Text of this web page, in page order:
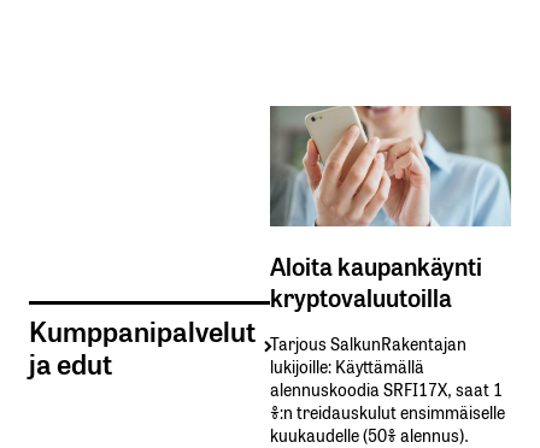
Kumppanipalvelut
ja edut
Aloita kaupankäynti
kryptovaluutoilla
Tarjous SalkunRakentajan
lukijoille: Käyttämällä​ ​
alennuskoodia​ ​SRFI17X,​ ​saat​ ​1
%:n treidauskulut​ ​ensimmäiselle​ ​
kuukaudelle​ ​(50%​ ​alennus).